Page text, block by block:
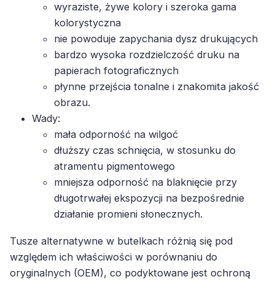
wyraziste, żywe kolory i szeroka gama
kolorystyczna
nie powoduje zapychania dysz drukujących
bardzo wysoka rozdzielczość druku na
papierach fotograficznych
płynne przejścia tonalne i znakomita jakość
obrazu.
Wady:
mała odporność na wilgoć
dłuższy czas schnięcia, w stosunku do
atramentu pigmentowego
mniejsza odporność na blaknięcie przy
długotrwałej ekspozycji na bezpośrednie
działanie promieni słonecznych.
Tusze alternatywne w butelkach różnią się pod
względem ich właściwości w porównaniu do
oryginalnych (OEM), co podyktowane jest ochroną